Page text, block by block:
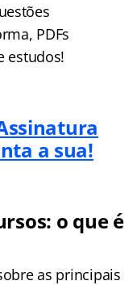
PDFs
estudos!
a sua!
o que é
as principais